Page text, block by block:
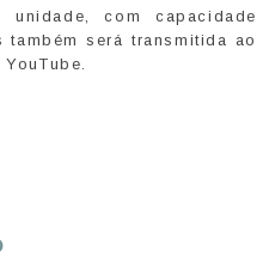
com capacidade
será transmitida ao